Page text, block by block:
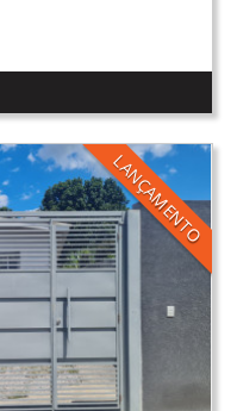
LANÇAMENTO